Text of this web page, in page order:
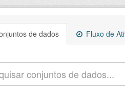
de dados Fluxo de